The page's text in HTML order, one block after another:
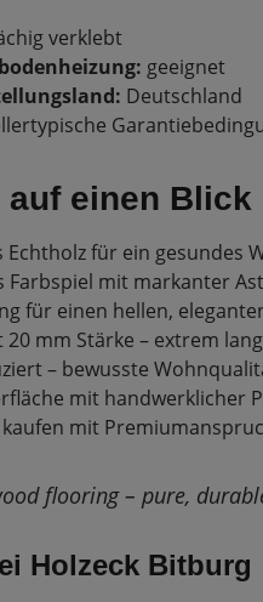
verklebt
geeignet
Deutschland
auf einen Blick
Echtholz für ein gesundes
Farbspiel mit markanter
für einen hellen,
20 mm Stärke – extrem
– bewusste
mit handwerklicher
mit
flooring – pure,
Holzeck Bitburg